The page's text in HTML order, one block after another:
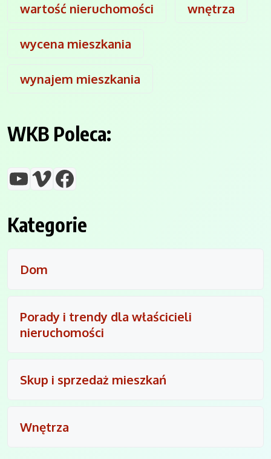
wartość nieruchomości wnętrza
wycena mieszkania
wynajem mieszkania
WKB Poleca:
YouTube
VimeoFacebook
Kategorie
Dom
Porady i trendy dla właścicieli
nieruchomości
Skup i sprzedaż mieszkań
Wnętrza